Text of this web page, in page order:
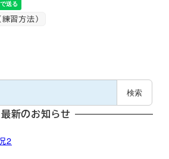
習方法）
検索
最新のお知らせ
2